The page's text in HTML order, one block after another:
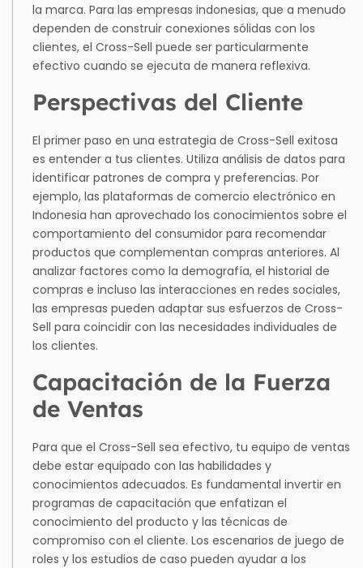
la marca. Para las empresas indonesias, que a menudo
dependen de construir conexiones sólidas con los
clientes, el Cross-Sell puede ser particularmente
efectivo cuando se ejecuta de manera reflexiva.
Perspectivas del Cliente
El primer paso en una estrategia de Cross-Sell exitosa
es entender a tus clientes. Utiliza análisis de datos para
identificar patrones de compra y preferencias. Por
ejemplo, las plataformas de comercio electrónico en
Indonesia han aprovechado los conocimientos sobre el
comportamiento del consumidor para recomendar
productos que complementan compras anteriores. Al
analizar factores como la demografía, el historial de
compras e incluso las interacciones en redes sociales,
las empresas pueden adaptar sus esfuerzos de Cross-
Sell para coincidir con las necesidades individuales de
los clientes.
Capacitación de la Fuerza
de Ventas
Para que el Cross-Sell sea efectivo, tu equipo de ventas
debe estar equipado con las habilidades y
conocimientos adecuados. Es fundamental invertir en
programas de capacitación que enfatizan el
conocimiento del producto y las técnicas de
compromiso con el cliente. Los escenarios de juego de
roles y los estudios de caso pueden ayudar a los